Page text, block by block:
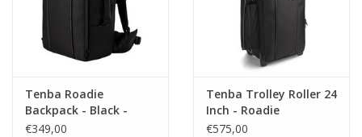
Tenba Roadie
Backpack - Black -
22inch
€349,00
Tenba Trolley Roller 24
Inch - Roadie
€575,00